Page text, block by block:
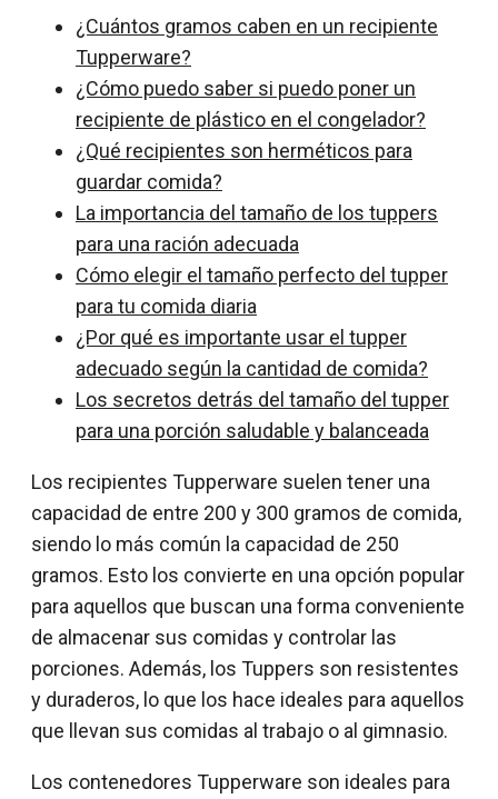
¿Cuántos gramos caben en un recipiente
Tupperware?
¿Cómo puedo saber si puedo poner un
recipiente de plástico en el congelador?
¿Qué recipientes son herméticos para
guardar comida?
La importancia del tamaño de los tuppers
para una ración adecuada
Cómo elegir el tamaño perfecto del tupper
para tu comida diaria
¿Por qué es importante usar el tupper
adecuado según la cantidad de comida?
Los secretos detrás del tamaño del tupper
para una porción saludable y balanceada
Los recipientes Tupperware suelen tener una
capacidad de entre 200 y 300 gramos de comida,
siendo lo más común la capacidad de 250
gramos. Esto los convierte en una opción popular
para aquellos que buscan una forma conveniente
de almacenar sus comidas y controlar las
porciones. Además, los Tuppers son resistentes
y duraderos, lo que los hace ideales para aquellos
que llevan sus comidas al trabajo o al gimnasio.
Los contenedores Tupperware son ideales para